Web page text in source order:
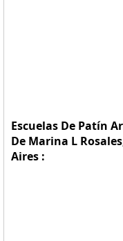
Escuelas De Patín
De Marina L
Aires :